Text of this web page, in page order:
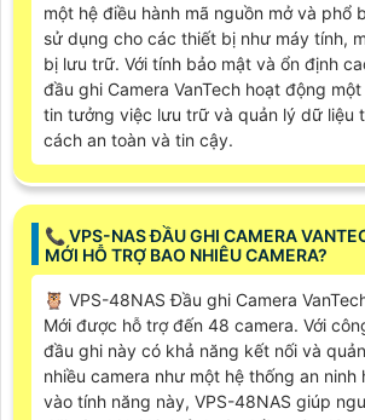
một hệ điều hành mã nguồn mở và phổ
sử dụng cho các thiết bị như máy tính,
bị lưu trữ. Với tính bảo mật và ổn định
đầu ghi Camera VanTech hoạt động
tin tưởng việc lưu trữ và quản lý dữ liệu
cách an toàn và tin cậy.
📞 VPS-NAS ĐẦU GHI CAMERA
MỚI HỖ TRỢ BAO NHIÊU CAMERA?
🦉 VPS-48NAS Đầu ghi Camera
Mới được hỗ trợ đến 48 camera. Với
đầu ghi này có khả năng kết nối và
nhiều camera như một hệ thống an ninh
vào tính năng này, VPS-48NAS giúp